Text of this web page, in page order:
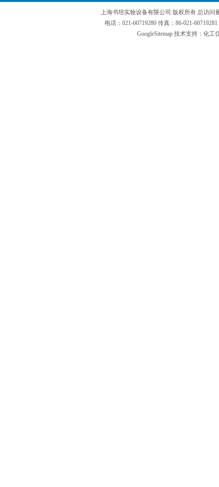
上海书培实验设备有限公司 版权所有 总访问
电话：021-60719280 传真：86-021-
GoogleSitemap 技术支持：化工